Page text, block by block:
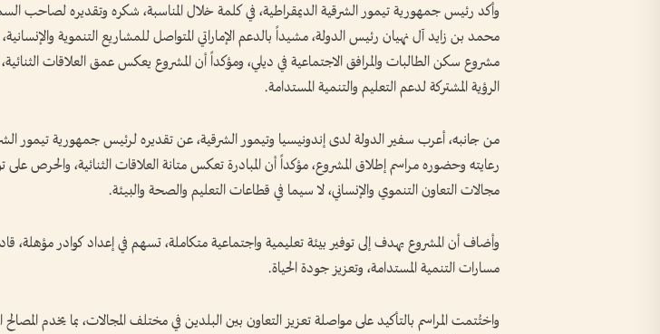
وأكد رئيس جمهورية تيمور الشرقية الديمقراطية، في كلمة خلال المناسبة، شكره وتقديره لصاحب
محمد بن زايد آل نهيان رئيس الدولة، مشيداً بالدعم الإماراتي المتواصل للمشاريع التنموية
مشروع سكن الطالبات والمرافق الاجتماعية في ديلي، ومؤكداً أن المشروع يعكس عمق العلاقات
الرؤية المشتركة لدعم التعليم والتنمية المستدامة.
من جانبه، أعرب سفير الدولة لدى إندونيسيا وتيمور الشرقية، عن تقديره لرئيس جمهورية تيمور
رعايته وحضوره مراسم إطلاق المشروع، مؤكداً أن المبادرة تعكس متانة العلاقات الثنائية، والحرص على
مجالات التعاون التنموي والإنساني، لا سيما في قطاعات التعليم والصحة والبيئة.
وأضاف أن المشروع يهدف إلى توفير بيئة تعليمية واجتماعية متكاملة، تسهم في إعداد كوادر مؤهلة،
مسارات التنمية المستدامة، وتعزيز جودة الحياة.
واختُتمت المراسم بالتأكيد على مواصلة تعزيز التعاون بين البلدين في مختلف المجالات، بما يخدم المصالح